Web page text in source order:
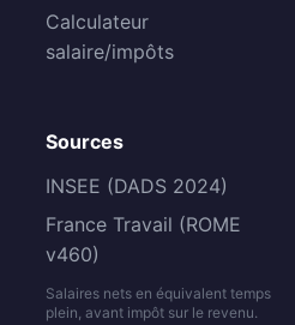
Calculateur
salaire/impôts
Sources
INSEE (DADS 2024)
France Travail (ROME
v460)
Salaires nets en équivalent temps
plein, avant impôt sur le revenu.